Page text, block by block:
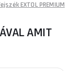
EXTOL PREMIUM
AMIT